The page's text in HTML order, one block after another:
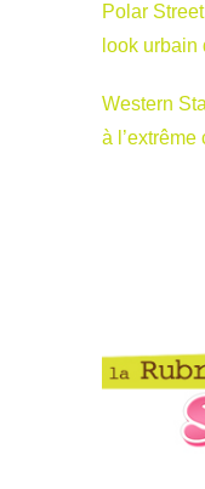
Polar
look
Western
à l’extrême